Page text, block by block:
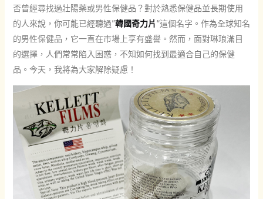
否曾經尋找過壯陽藥或男性保健品？對於熟悉保健品並長期使用
的人來說，你可能已經聽過”韓國奇力片“這個名字。作為全球知名
的男性保健品，它一直在市場上享有盛譽。然而，面對琳琅滿目
的選擇，人們常常陷入困惑，不知如何找到最適合自己的保健
品。今天，我將為大家解除疑慮！